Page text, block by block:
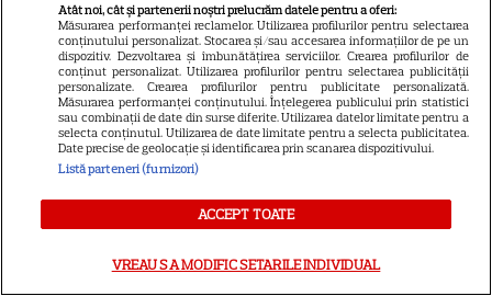
ARTICOLE PARTENERI
Dulceață de pepene galben –
Tragerile loto din 30 iulie 2026.
Atât noi, cât și partenerii noștri prelucrăm datele pentru a oferi:
Măsurarea performanței reclamelor. Utilizarea profilurilor pentru selectarea
conținutului personalizat. Stocarea și/sau accesarea informațiilor de pe un
dispozitiv. Dezvoltarea și îmbunătățirea serviciilor. Crearea profilurilor de
conținut personalizat. Utilizarea profilurilor pentru selectarea publicității
personalizate. Crearea profilurilor pentru publicitate personalizată.
Măsurarea performanței conținutului. Înțelegerea publicului prin statistici
sau combinații de date din surse diferite. Utilizarea datelor limitate pentru a
selecta conținutul. Utilizarea de date limitate pentru a selecta publicitatea.
Date precise de geolocație și identificarea prin scanarea dispozitivului.
Listă parteneri (furnizori)
ACCEPT TOATE
VREAU SA MODIFIC SETARILE INDIVIDUAL